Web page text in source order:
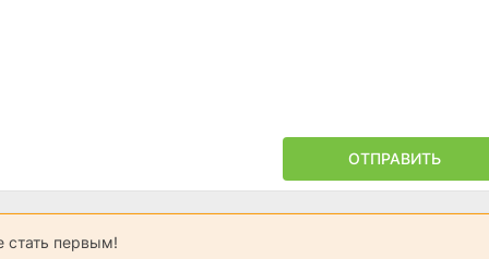
ОТПРАВИТЬ
стать первым!